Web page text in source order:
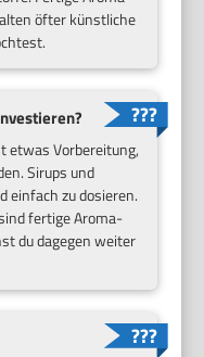
öfter künstliche
etwas Vorbereitung,
Sirups und
einfach zu dosieren.
fertige Aroma-
du dagegen weiter